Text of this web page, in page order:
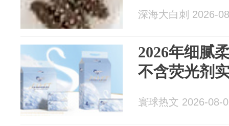
深海大白刺 2026-
2026年细腻
不含荧光剂
寰球热文 2026-08-